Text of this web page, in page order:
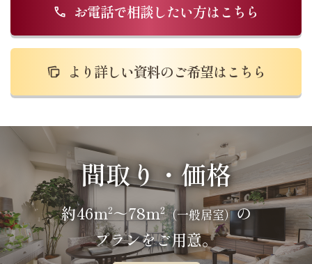
お電話で相談したい方はこちら
より詳しい資料のご希望はこちら
間取り・価格
約46m2～78m2（一般居室）の
プランをご用意。